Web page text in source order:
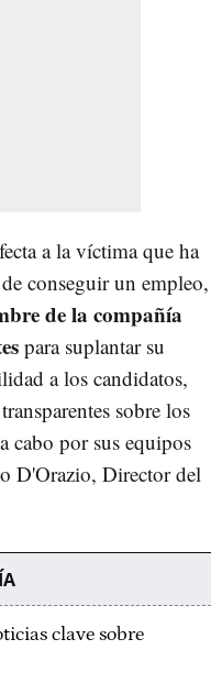
a la víctima que ha
conseguir un empleo,
de la compañía
para suplantar su
a los candidatos,
sobre los
cabo por sus equipos
D'Orazio, Director del
clave sobre